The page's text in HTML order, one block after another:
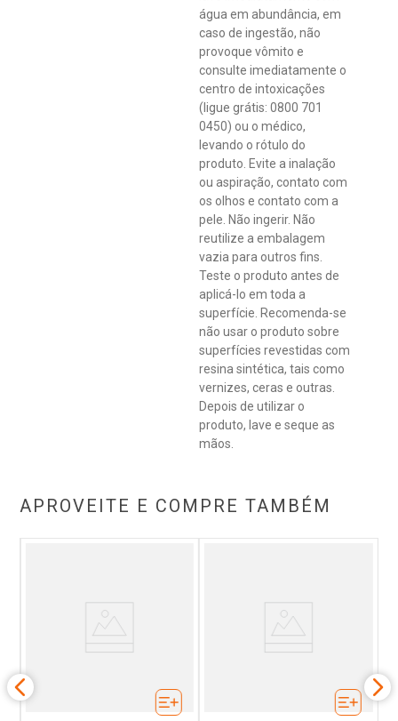
água em abundância, em
caso de ingestão, não
provoque vômito e
consulte imediatamente o
centro de intoxicações
(ligue grátis: 0800 701
0450) ou o médico,
levando o rótulo do
produto. Evite a inalação
ou aspiração, contato com
os olhos e contato com a
pele. Não ingerir. Não
reutilize a embalagem
vazia para outros fins.
Teste o produto antes de
aplicá-lo em toda a
superfície. Recomenda-se
não usar o produto sobre
superfícies revestidas com
resina sintética, tais como
vernizes, ceras e outras.
Depois de utilizar o
produto, lave e seque as
mãos.
APROVEITE E COMPRE TAMBÉM